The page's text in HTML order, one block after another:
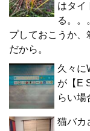
はタイ
る。。
プしておこうか
だから。
久々に
が【E
らい場
猫バカ